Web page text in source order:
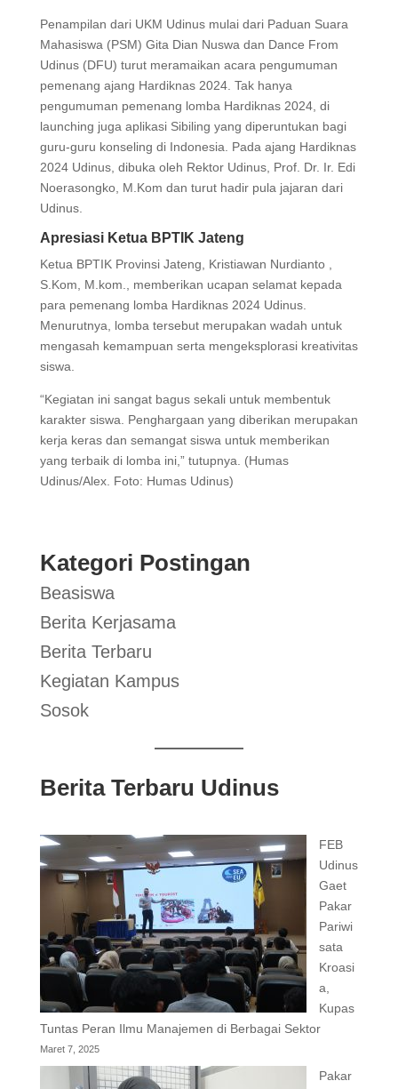
Penampilan dari UKM Udinus mulai dari Paduan Suara
Mahasiswa (PSM) Gita Dian Nuswa dan Dance From
Udinus (DFU) turut meramaikan acara pengumuman
pemenang ajang Hardiknas 2024. Tak hanya
pengumuman pemenang lomba Hardiknas 2024, di
launching juga aplikasi Sibiling yang diperuntukan bagi
guru-guru konseling di Indonesia. Pada ajang Hardiknas
2024 Udinus, dibuka oleh Rektor Udinus, Prof. Dr. Ir. Edi
Noerasongko, M.Kom dan turut hadir pula jajaran dari
Udinus.
Apresiasi Ketua BPTIK Jateng
Ketua BPTIK Provinsi Jateng, Kristiawan Nurdianto ,
S.Kom, M.kom., memberikan ucapan selamat kepada
para pemenang lomba Hardiknas 2024 Udinus.
Menurutnya, lomba tersebut merupakan wadah untuk
mengasah kemampuan serta mengeksplorasi kreativitas
siswa.
“Kegiatan ini sangat bagus sekali untuk membentuk
karakter siswa. Penghargaan yang diberikan merupakan
kerja keras dan semangat siswa untuk memberikan
yang terbaik di lomba ini,” tutupnya. (Humas
Udinus/Alex. Foto: Humas Udinus)
Kategori Postingan
Beasiswa
Berita Kerjasama
Berita Terbaru
Kegiatan Kampus
Sosok
Berita Terbaru Udinus
FEB
Udinus
Gaet
Pakar
Pariwi
sata
Kroasi
a,
Kupas
Tuntas Peran Ilmu Manajemen di Berbagai Sektor
Maret 7, 2025
Pakar